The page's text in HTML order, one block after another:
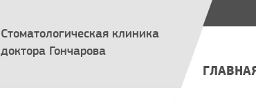
Стоматологическая клиника
доктора Гончарова